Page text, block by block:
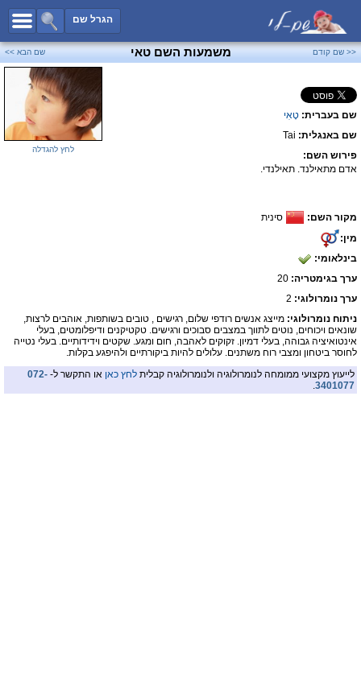
הגרל שם
כל השמות
שמות לבנים
שמות לבנות
שמות משותפים
שמות נפוצים
פייסבוק
<< שם קודם משמעות השם טאי שם הבא >>
שם בעברית: טָאִי
שם באנגלית: Tai
פירוש השם:
אדם מתאילנד. תאילנדי.
מקור השם:
סינית
מין:
בינלאומי:
ערך בגימטריה:
ערך נומרולוגי: 2
לחץ להגדלה
ניתוח נומרולוגי: מייצג אנשים רודפי שלום, רגישים , טובים בשותפות, אוהבים לרצות,
שונאים ויכוחים, נוטים לתווך במצבים סבוכים ורגישים. טקטיקנים ודיפלומטים, בעלי
אינטואיציה גבוהה, בעלי דמיון. זקוקים לאהבה, חום ומגע. שקטים וידידותיים. בעלי נטייה
לחוסר ביטחון ומצבי רוח משתנים. עלולים להיות ביקורתיים ולהיפגע בקלות.
לייעוץ מקצועי ממומחה לנומרולוגיה ולנומרולוגיה קבלית לחץ כאן או התקשר ל- 072-
3401077
.